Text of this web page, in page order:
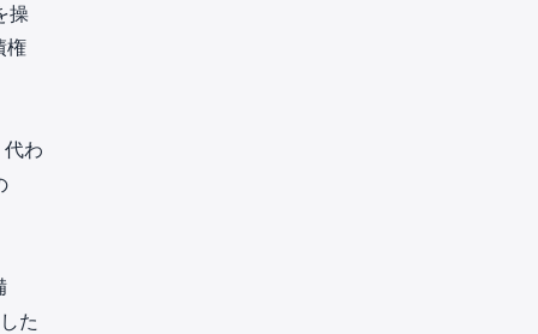
操
権
わ
た